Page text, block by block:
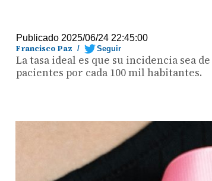
Publicado 2025/06/24 22:45:00
Francisco Paz / Seguir
La tasa ideal es que su incidencia sea
pacientes por cada 100 mil habitantes.